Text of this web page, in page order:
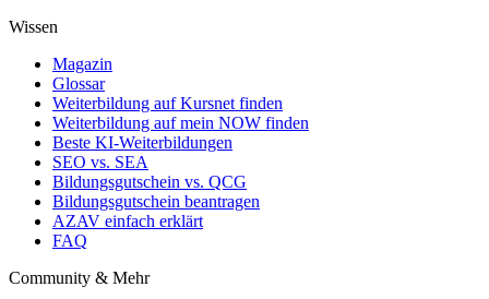
Wissen
Magazin
Glossar
Weiterbildung auf Kursnet finden
Weiterbildung auf mein NOW finden
Beste KI-Weiterbildungen
SEO vs. SEA
Bildungsgutschein vs. QCG
Bildungsgutschein beantragen
AZAV einfach erklärt
FAQ
Community & Mehr